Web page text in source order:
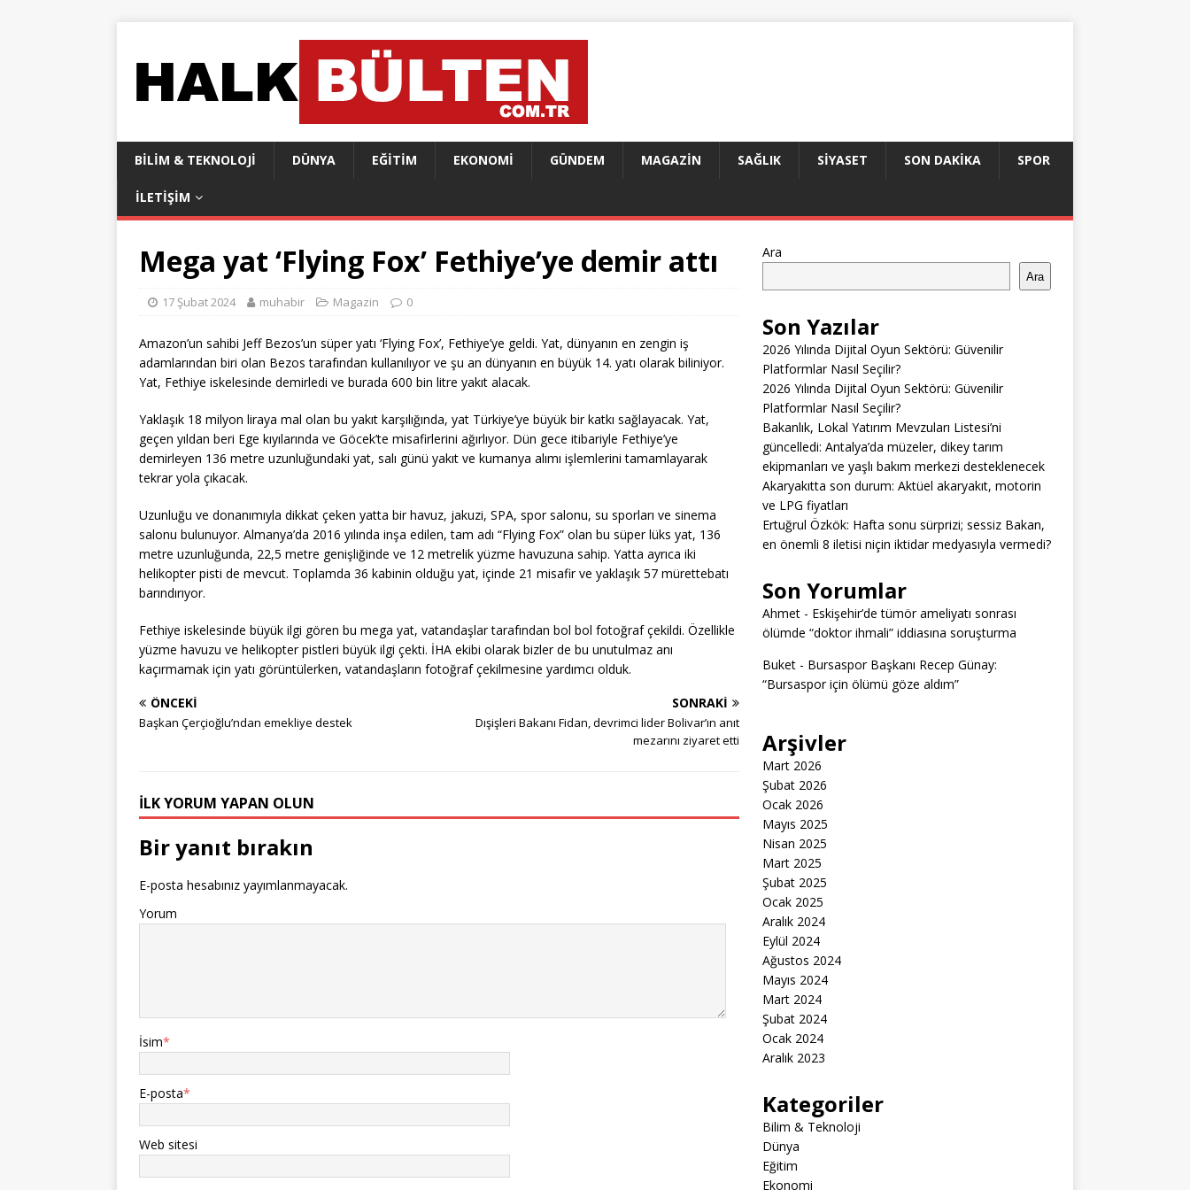
BILIM & TEKNOLOJI DÜNYA EĞITIM EKONOMI GÜNDEM MAGAZIN SAĞLIK SIYASET SON DAKIKA SPOR
İLETIŞIM
Mega yat ‘Flying Fox’ Fethiye’ye demir attı
17 Şubat 2024 muhabir Magazin 0
Amazon’un sahibi Jeff Bezos’un süper yatı ‘Flying Fox’, Fethiye’ye geldi. Yat, dünyanın en zengin iş
adamlarından biri olan Bezos tarafından kullanılıyor ve şu an dünyanın en büyük 14. yatı olarak biliniyor.
Yat, Fethiye iskelesinde demirledi ve burada 600 bin litre yakıt alacak.
Yaklaşık 18 milyon liraya mal olan bu yakıt karşılığında, yat Türkiye’ye büyük bir katkı sağlayacak. Yat,
geçen yıldan beri Ege kıyılarında ve Göcek’te misafirlerini ağırlıyor. Dün gece itibariyle Fethiye’ye
demirleyen 136 metre uzunluğundaki yat, salı günü yakıt ve kumanya alımı işlemlerini tamamlayarak
tekrar yola çıkacak.
Uzunluğu ve donanımıyla dikkat çeken yatta bir havuz, jakuzi, SPA, spor salonu, su sporları ve sinema
salonu bulunuyor. Almanya’da 2016 yılında inşa edilen, tam adı “Flying Fox” olan bu süper lüks yat, 136
metre uzunluğunda, 22,5 metre genişliğinde ve 12 metrelik yüzme havuzuna sahip. Yatta ayrıca iki
helikopter pisti de mevcut. Toplamda 36 kabinin olduğu yat, içinde 21 misafir ve yaklaşık 57 mürettebatı
barındırıyor.
Fethiye iskelesinde büyük ilgi gören bu mega yat, vatandaşlar tarafından bol bol fotoğraf çekildi. Özellikle
yüzme havuzu ve helikopter pistleri büyük ilgi çekti. İHA ekibi olarak bizler de bu unutulmaz anı
kaçırmamak için yatı görüntülerken, vatandaşların fotoğraf çekilmesine yardımcı olduk.
ÖNCEKI
Başkan Çerçioğlu’ndan emekliye destek
SONRAKI
Dışişleri Bakanı Fidan, devrimci lider Bolivar’ın anıt
mezarını ziyaret etti
İLK YORUM YAPAN OLUN
Bir yanıt bırakın
E-posta hesabınız yayımlanmayacak.
Yorum
İsim*
E-posta*
Web sitesi
Ara
Ara
Son Yazılar
2026 Yılında Dijital Oyun Sektörü: Güvenilir
Platformlar Nasıl Seçilir?
2026 Yılında Dijital Oyun Sektörü: Güvenilir
Platformlar Nasıl Seçilir?
Bakanlık, Lokal Yatırım Mevzuları Listesi’ni
güncelledi: Antalya’da müzeler, dikey tarım
ekipmanları ve yaşlı bakım merkezi desteklenecek
Akaryakıtta son durum: Aktüel akaryakıt, motorin
ve LPG fiyatları
Ertuğrul Özkök: Hafta sonu sürprizi; sessiz Bakan,
en önemli 8 iletisi niçin iktidar medyasıyla vermedi?
Son Yorumlar
Ahmet- Eskişehir’de tümör ameliyatı sonrası
ölümde “doktor ihmali” iddiasına soruşturma
Buket- Bursaspor Başkanı Recep Günay:
“Bursaspor için ölümü göze aldım”
Arşivler
Mart 2026
Şubat 2026
Ocak 2026
Mayıs 2025
Nisan 2025
Mart 2025
Şubat 2025
Ocak 2025
Aralık 2024
Eylül 2024
Ağustos 2024
Mayıs 2024
Mart 2024
Şubat 2024
Ocak 2024
Aralık 2023
Kategoriler
Bilim & Teknoloji
Dünya
Eğitim
Ekonomi